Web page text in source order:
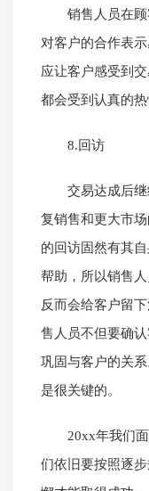
销售人员在
对客户的合作表
应让客户感受到
都会受到认真的热
8.回访
交易达成后
复销售和更大市
的回访固然有其
帮助，所以销售
反而会给客户留
售人员不但要确
巩固与客户的关
是很关键的。
20xx年我们
们依旧要按照逐